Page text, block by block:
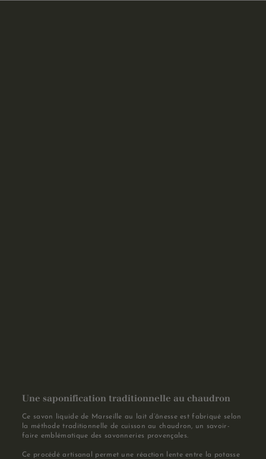
Une saponification traditionnelle au chaudron
Ce savon liquide de Marseille au lait d’ânesse est fabriqué selon
la méthode traditionnelle de cuisson au chaudron, un savoir-
faire emblématique des savonneries provençales.
Ce procédé artisanal permet une réaction lente entre la potasse